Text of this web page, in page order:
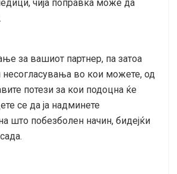
чија поправка може да
за вашиот партнер, па затоа
несогласувања во кои можете, од
потези за кои подоцна ќе
се да ја надминете
што побезболен начин, бидејќи